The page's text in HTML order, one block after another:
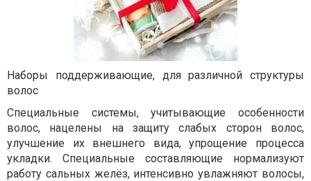
Наборы поддерживающие, для различной структуры
волос
Специальные системы, учитывающие особенности
волос, нацелены на защиту слабых сторон волос,
улучшение их внешнего вида, упрощение процесса
укладки. Специальные составляющие нормализуют
работу сальных желёз, интенсивно увлажняют волосы,